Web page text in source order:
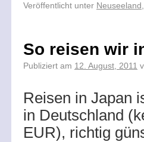
Veröffentlicht unter Neuseeland
So reisen wir
Publiziert am 12. August, 2011
Reisen in Japan
in Deutschland
EUR), richtig